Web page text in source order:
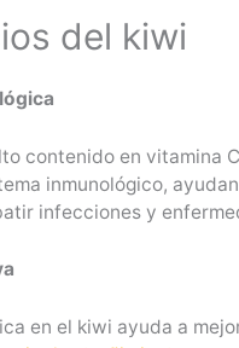
del kiwi
contenido en vitamina
inmunológico,
infecciones y
en el kiwi ayuda a